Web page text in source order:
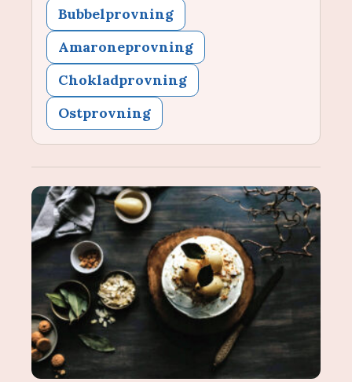
Bubbelprovning
Amaroneprovning
Chokladprovning
Ostprovning